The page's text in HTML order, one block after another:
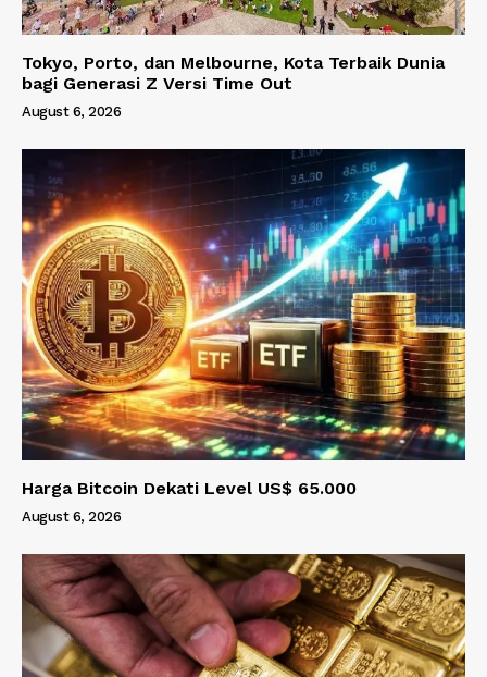
Tokyo, Porto, dan Melbourne, Kota Terbaik Dunia
bagi Generasi Z Versi Time Out
August 6, 2026
Harga Bitcoin Dekati Level US$ 65.000
August 6, 2026